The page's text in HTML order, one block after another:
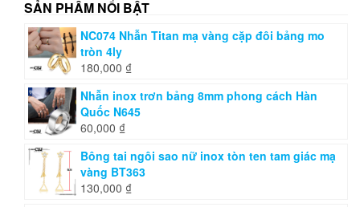
SẢN PHẨM NỔI BẬT
NC074 Nhẫn Titan mạ vàng cặp đôi bảng mo
tròn 4ly
180,000 ₫
Nhẫn inox trơn bảng 8mm phong cách Hàn
Quốc N645
60,000 ₫
Bông tai ngôi sao nữ inox tòn ten tam giác mạ
vàng BT363
130,000 ₫